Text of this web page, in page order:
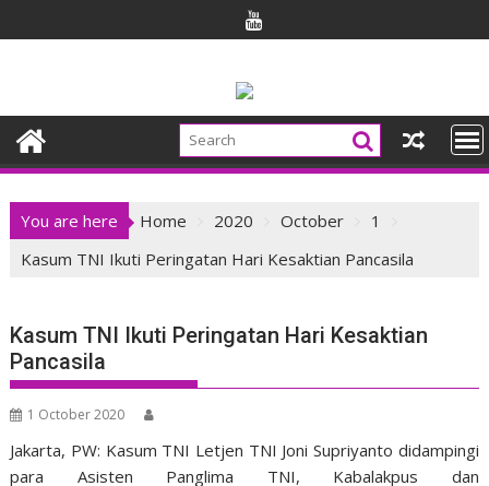
to
You are here Home 2020 October
1
Kasum TNI Ikuti Peringatan Hari Kesaktian Pancasila
Kasum TNI Ikuti Peringatan Hari Kesaktian
Pancasila
1 October 2020
Jakarta, PW: Kasum TNI Letjen TNI Joni Supriyanto didampingi
para Asisten Panglima TNI, Kabalakpus dan